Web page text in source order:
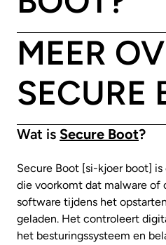
MEER
SECURE
Wat is Secure Boot?
Secure Boot [si-kjoer boot]
die voorkomt dat malware of
software tijdens het
geladen. Het controleert
het besturingssysteem en